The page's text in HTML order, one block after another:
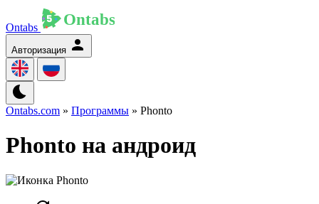
Ontabs
Авторизация
Ontabs.com » Программы » Phonto
Phonto на андроид